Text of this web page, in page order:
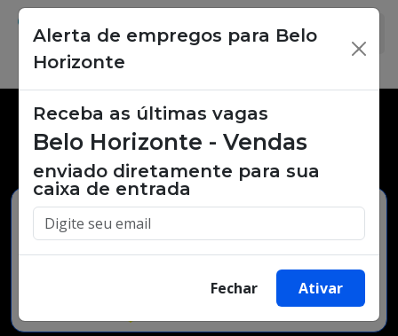
Vagas de emprego,
oportunidades de trabalho.
Buscar Vagas
Alerta de empregos para Belo
Horizonte
×
Receba as últimas vagas
Belo Horizonte - Vendas
enviado diretamente para sua
caixa de entrada
Fechar Ativar